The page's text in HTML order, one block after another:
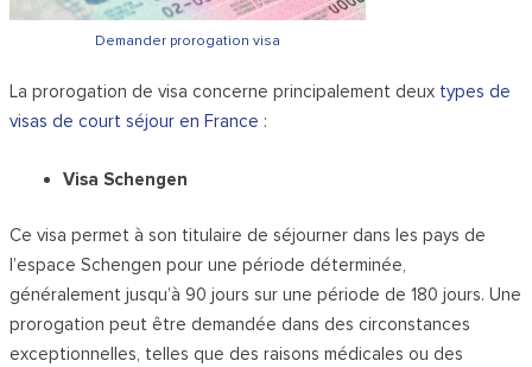
Demander prorogation visa
La prorogation de visa concerne principalement deux types de
visas de court séjour en France :
Visa Schengen
Ce visa permet à son titulaire de séjourner dans les pays de
l’espace Schengen pour une période déterminée,
généralement jusqu’à 90 jours sur une période de 180 jours. Une
prorogation peut être demandée dans des circonstances
exceptionnelles, telles que des raisons médicales ou des